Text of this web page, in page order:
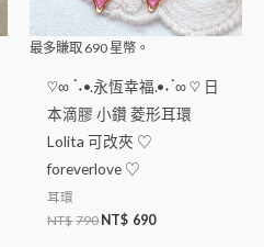
最多賺取 690 星幣。
♡∞ ॱ˖•.永恆幸福.•˖ॱ∞ ♡ 日
本滴膠 小鑽 菱形耳環
Lolita 可改夾 ♡
foreverlove ♡
耳環
NT$ 790 NT$ 690